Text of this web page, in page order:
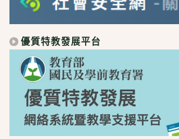
優質特教發展平台